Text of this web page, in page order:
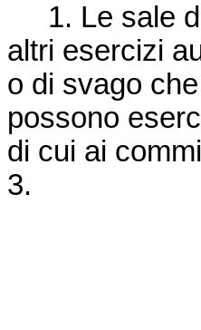
1. Le sale
altri esercizi
o di svago
possono
di cui ai
3.